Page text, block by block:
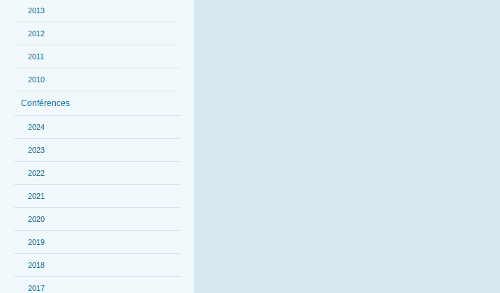
2013
2012
2011
2010
Conférences
2024
2023
2022
2021
2020
2019
2018
2017